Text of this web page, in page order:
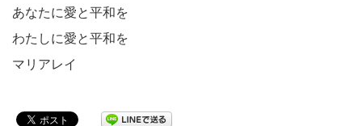
あなたに愛と平和を
わたしに愛と平和を
マリアレイ